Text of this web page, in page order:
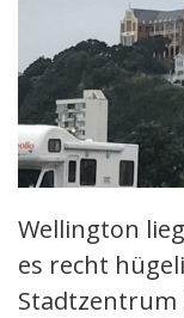
Wellington
es recht
Stadtzentrum